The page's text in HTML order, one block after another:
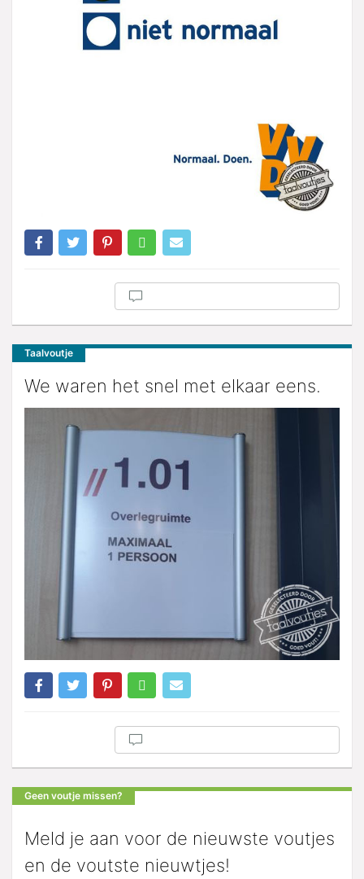
Taalvoutje
We waren het snel met elkaar eens.
Geen voutje missen?
Meld je aan voor de nieuwste voutjes
en de voutste nieuwtjes!